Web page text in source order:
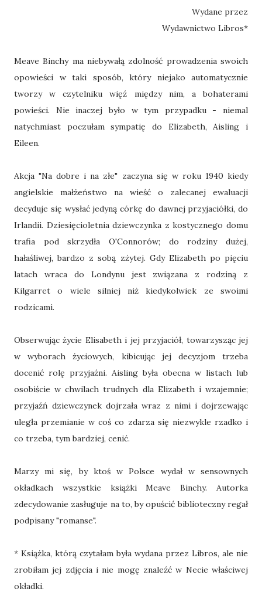
Wydane przez
Wydawnictwo Libros*
Meave Binchy ma niebywałą zdolność prowadzenia swoich
opowieści w taki sposób, który niejako automatycznie
tworzy w czytelniku więź między nim, a bohaterami
powieści. Nie inaczej było w tym przypadku - niemal
natychmiast poczułam sympatię do Elizabeth, Aisling i
Eileen.
Akcja "Na dobre i na złe" zaczyna się w roku 1940 kiedy
angielskie małżeństwo na wieść o zalecanej ewaluacji
decyduje się wysłać jedyną córkę do dawnej przyjaciółki, do
Irlandii. Dziesięcioletnia dziewczynka z kostycznego domu
trafia pod skrzydła O'Connorów; do rodziny dużej,
hałaśliwej, bardzo z sobą zżytej. Gdy Elizabeth po pięciu
latach wraca do Londynu jest związana z rodziną z
Kilgarret o wiele silniej niż kiedykolwiek ze swoimi
rodzicami.
Obserwując życie Elisabeth i jej przyjaciół, towarzysząc jej
w wyborach życiowych, kibicując jej decyzjom trzeba
docenić rolę przyjaźni. Aisling była obecna w listach lub
osobiście w chwilach trudnych dla Elizabeth i wzajemnie;
przyjaźń dziewczynek dojrzała wraz z nimi i dojrzewając
uległa przemianie w coś co zdarza się niezwykle rzadko i
co trzeba, tym bardziej, cenić.
Marzy mi się, by ktoś w Polsce wydał w sensownych
okładkach wszystkie książki Meave Binchy. Autorka
zdecydowanie zasługuje na to, by opuścić biblioteczny regał
podpisany "romanse".
* Książka, którą czytałam była wydana przez Libros, ale nie
zrobiłam jej zdjęcia i nie mogę znaleźć w Necie właściwej
okładki.